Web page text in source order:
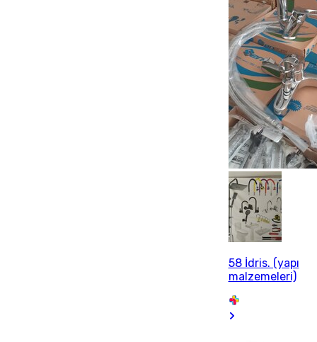
58 İdris. (yapı
malzemeleri)